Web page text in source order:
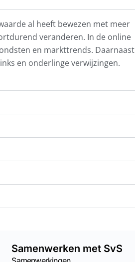
al heeft bewezen met meer
veranderen. In de online
en markttrends. Daarnaast
en onderlinge verwijzingen.
Samenwerken met SvS